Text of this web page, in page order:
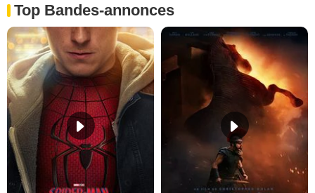
Top Bandes-annonces